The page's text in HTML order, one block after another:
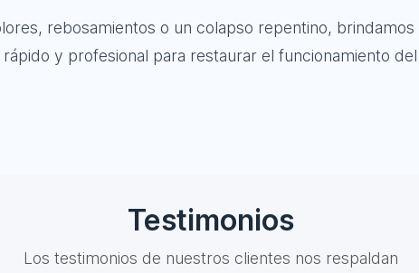
rebosamientos o un colapso repentino,
y profesional para restaurar el funcionamiento
Testimonios
Los testimonios de nuestros clientes nos respaldan